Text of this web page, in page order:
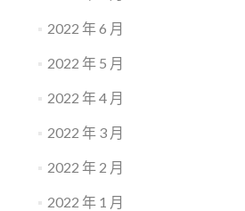
2022 年 6 月
2022 年 5 月
2022 年 4 月
2022 年 3 月
2022 年 2 月
2022 年 1 月